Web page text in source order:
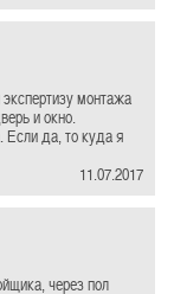
монтажа
и окно.
Если да, то куда я
11.07.2017
через пол